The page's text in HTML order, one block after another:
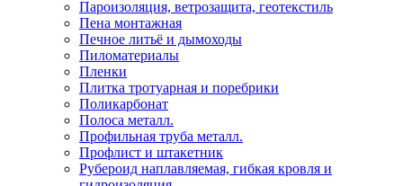
Пароизоляция, ветрозащита, геотекстиль
Пена монтажная
Печное литьё и дымоходы
Пиломатериалы
Пленки
Плитка тротуарная и поребрики
Поликарбонат
Полоса металл.
Профильная труба металл.
Профлист и штакетник
Рубероид наплавляемая, гибкая кровля и